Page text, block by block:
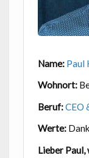
Name: Paul
Wohnort:
Beruf:CEO
Werte:
Lieber Paul,